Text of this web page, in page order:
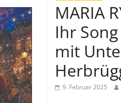
MARIA
Ihr
mit
9. Februar 2025